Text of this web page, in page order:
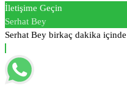
İletişime Geçin
Serhat Bey
Serhat Bey birkaç dakika içinde